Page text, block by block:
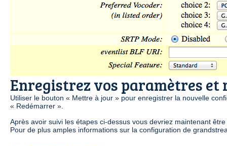
Enregistrez vos paramètres et
Utiliser le bouton « Mettre à jour » pour enregistrer la nouvelle
« Redémarrer ».
Après avoir suivi les étapes ci-dessus vous devriez maintenant
Pour de plus amples informations sur la configuration de